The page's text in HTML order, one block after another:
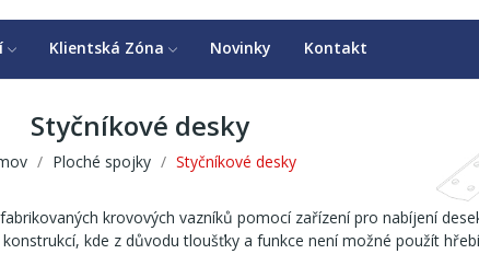
Klientská Zóna Novinky Kontakt
Styčníkové desky
Ploché spojky Styčníkové desky
krovových vazníků pomocí zařízení pro nabíjení
kde z důvodu tloušťky a funkce není možné použít